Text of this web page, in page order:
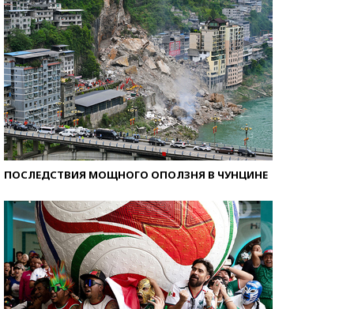
ПОСЛЕДСТВИЯ МОЩНОГО ОПОЛЗНЯ В ЧУНЦИНЕ